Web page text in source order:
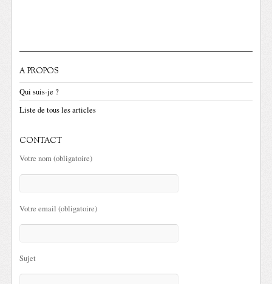
A PROPOS
Qui suis-je ?
Liste de tous les articles
CONTACT
Votre nom (obligatoire)
Votre email (obligatoire)
Sujet